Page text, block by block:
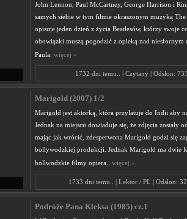
John Lennon, Paul McCartney, George Harrison i
samych siebie w tym filmie okraszonym muzyką The
opisuje jeden dzień z życia Beatlesów, którzy swoje
obowiązki muszą pogodzić z opieką nad niesfornym
Paula. więcej »
1732 dni temu.. | Czytany | Odsłon:
Marigold (2007) 1/2
Marigold jest aktorką, która przylatuje do Indii aby
Jednak na miejscu dowiaduje się, że zdjęcia zostały
mając jak wrócić, zdesperwona Marigold godzi się
bollywodzkiej produkcji. Jednak Marigold ma dwie
bollwodzkie filmy opiera.. więcej »
1733 dni temu.. | Lektor / PL | Odsłon:
Podróże Pana Kleksa (1985) cz.1